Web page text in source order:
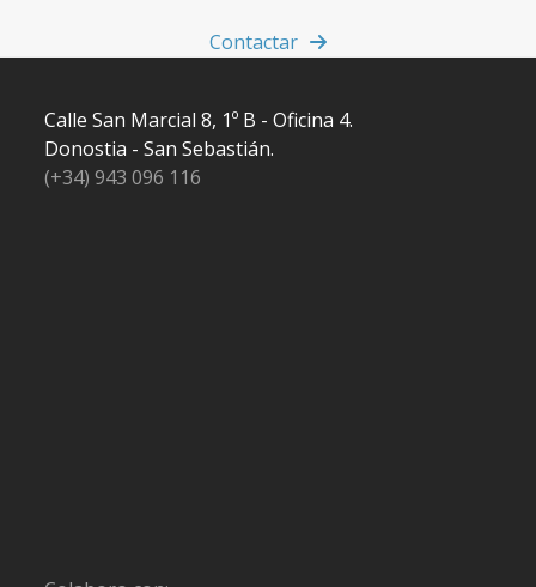
Contactar
Calle San Marcial 8, 1º B - Oficina 4.
Donostia - San Sebastián.
(+34) 943 096 116